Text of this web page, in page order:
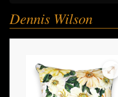
Dennis Wilson